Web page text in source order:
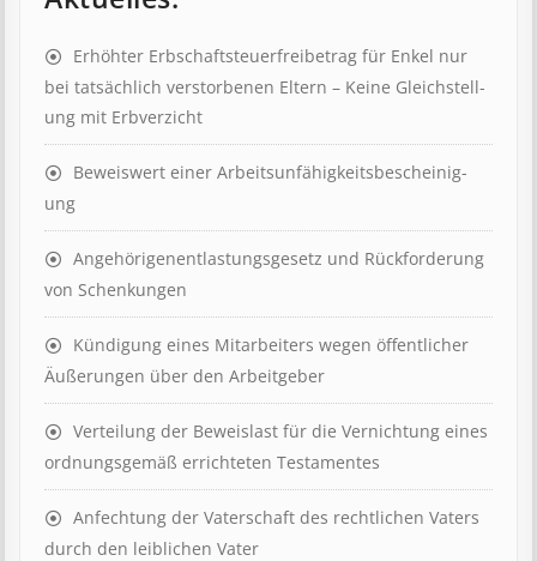
Erhöhter Erb­schaft­steuer­frei­be­trag für Enkel nur
bei tat­säch­lich ver­storb­en­en Eltern – Keine Gleich­stell­
ung mit Erb­verzicht
Beweis­wert einer Arbeits­un­fähig­keits­be­scheinig­
ung
Angehörigenent­lastungs­ge­setz und Rück­ford­er­ung
von Schenk­ung­en
Kündigung eines Mit­ar­beit­ers wegen öffent­lich­er
Äuß­er­ung­en über den Ar­beit­geber
Ver­teil­ung der Be­weis­last für die Ver­nicht­ung eines
ord­nungs­ge­mäß er­richt­et­en Test­ament­es
Anfechtung der Vaterschaft des rechtlichen Vaters
durch den leiblichen Vater